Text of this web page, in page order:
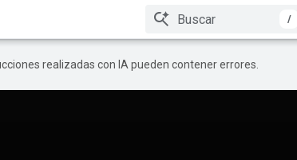
/
realizadas con IA pueden contener errores.